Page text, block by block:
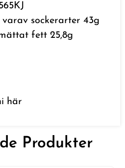
varav sockerarter 43g
fett 25,8g
här
Produkter